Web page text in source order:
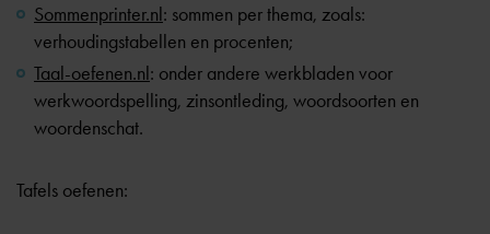
Sommenprinter.nl: sommen per thema, zoals:
verhoudingstabellen en procenten;
Taal-oefenen.nl: onder andere werkbladen voor
werkwoordspelling, zinsontleding, woordsoorten en
woordenschat.
Tafels oefenen: